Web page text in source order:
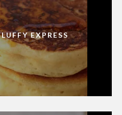
EXPRESS